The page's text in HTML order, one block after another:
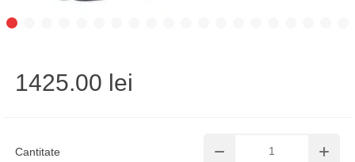
Cantitate
1425.00 lei